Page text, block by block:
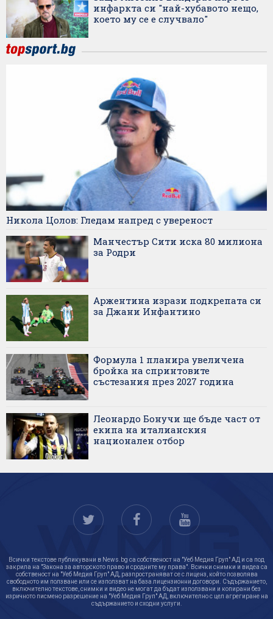
инфаркта си "най-хубавото нещо,
което му се е случвало"
Никола Цолов: Гледам напред с увереност
Манчестър Сити иска 80 милиона
за Родри
Аржентина изрази подкрепата си
за Джани Инфантино
Формула 1 планира увеличена
бройка на спринтовите
състезания през 2027 година
Леонардо Бонучи ще бъде част от
екипа на италианския
национален отбор
Всички текстове публикувани в News.bg са собственост на "Уеб Медия Груп" АД и са под
закрила на "Закона за авторското право и сродните му права". Всички снимки и видеа са
собственост на "Уеб Медия Груп" АД, разпространяват се с лиценз, който позволява
свободното им ползване или се използват на база лицензионни договори. Съдържанието,
включително текстове, снимки и видео не могат да бъдат използвани и копирани без
изричното писмено разрешение на "Уеб Медия Груп" АД, включително с цел агрегиране на
съдържанието и сходни услуги.